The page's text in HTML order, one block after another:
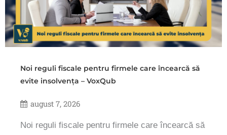
Noi reguli fiscale pentru firmele care încearcă să
evite insolvența – VoxQub
august 7, 2026
Noi reguli fiscale pentru firmele care încearcă să